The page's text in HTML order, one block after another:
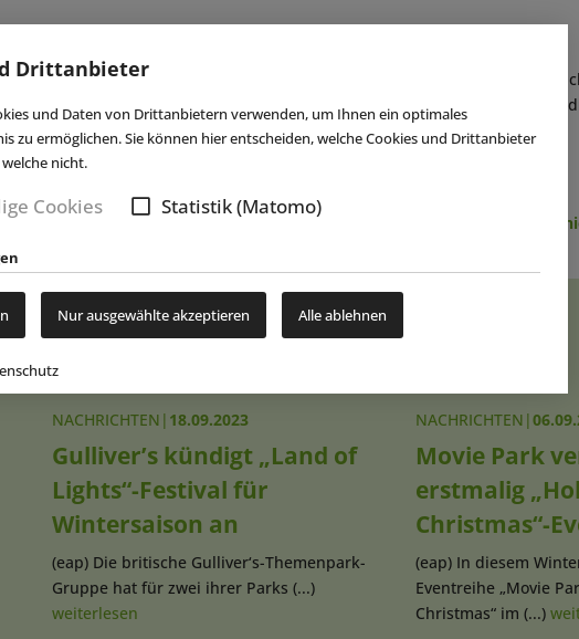
Drittanbieter
und Daten von Drittanbietern verwenden, um Ihnen ein optimales
zu ermöglichen. Sie können hier entscheiden, welche Cookies und Drittanbieter
nicht.
Cookies Statistik (Matomo)
Nur ausgewählte akzeptieren Alle ablehnen
uns sehr darüber gefreut, gemeinsam mit TPCI dieses neue Konzept
darauf, junge Gäste bei der Installation willkommen zu heißen und sie
ersten Mal erleben zu lassen.“ ■
Newsletter
NACHRICHTEN | 18.09.2023
Gulliver’s kündigt „Land of
Lights“-Festival für
Wintersaison an
(eap) Die britische Gulliver‘s-Themenpark-
Gruppe hat für zwei ihrer Parks (...)
weiterlesen
NACHRICHTEN |
Movie Park
erstmalig
Christmas“-
(eap) In diesem
Eventreihe „Movie
Christmas“ im (...)